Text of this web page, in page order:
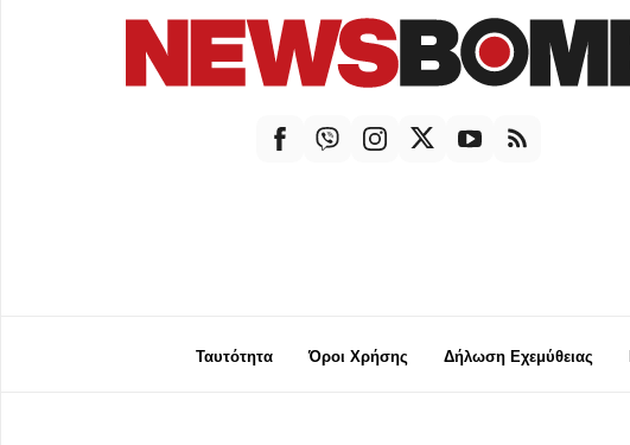
Ταυτότητα Όροι Χρήσης Δήλωση Εχεμύθειας